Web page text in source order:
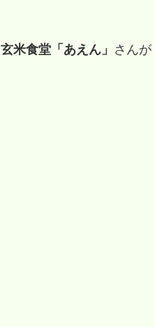
玄米食堂「あえん」 さんが